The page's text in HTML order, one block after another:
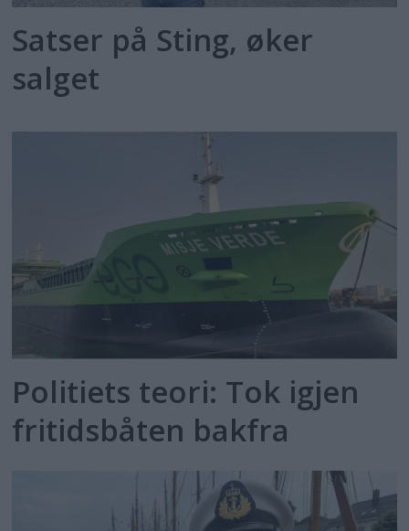
Satser på Sting, øker
salget
Politiets teori: Tok igjen
fritidsbåten bakfra